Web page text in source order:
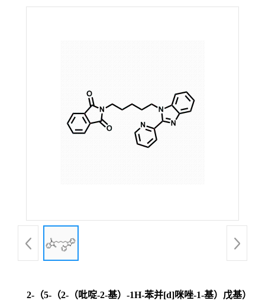
厅2-（5-（2-（吡啶-2-基）-1H-苯并[d]咪唑-1-基）戊基）